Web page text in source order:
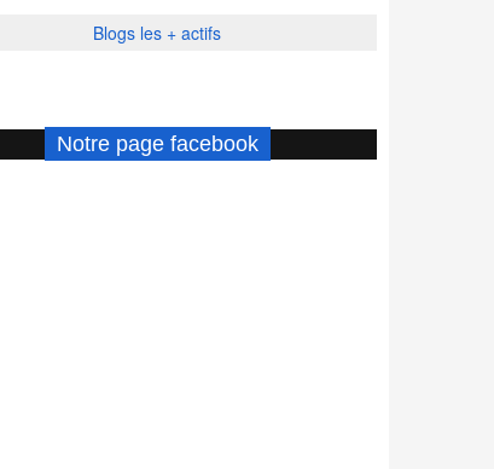
Blogs les + actifs
Notre page facebook